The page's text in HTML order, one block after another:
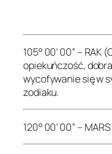
105° 00’ 00” –
opiekuńczość,
wycofywanie się w
zodiaku.
120° 00’ 00” –